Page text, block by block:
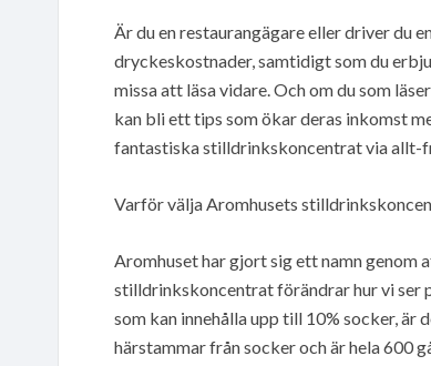
Är du en restaurangägare eller driver du
dryckeskostnader, samtidigt som du
missa att läsa vidare. Och om du som
kan bli ett tips som ökar deras inkomst
fantastiska stilldrinkskoncentrat via
Varför välja Aromhusets
Aromhuset har gjort sig ett namn
stilldrinkskoncentrat förändrar hur vi ser
som kan innehålla upp till 10% socker,
härstammar från socker och är hela 600